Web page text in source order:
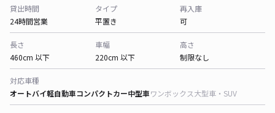
貸出時間
24時間営業
タイプ
平置き
再入庫
可
長さ
460cm 以下
車幅
220cm 以下
高さ
制限なし
対応車種
オートバイ軽自動車コンパクトカー中型車ワンボックス大型車・SUV